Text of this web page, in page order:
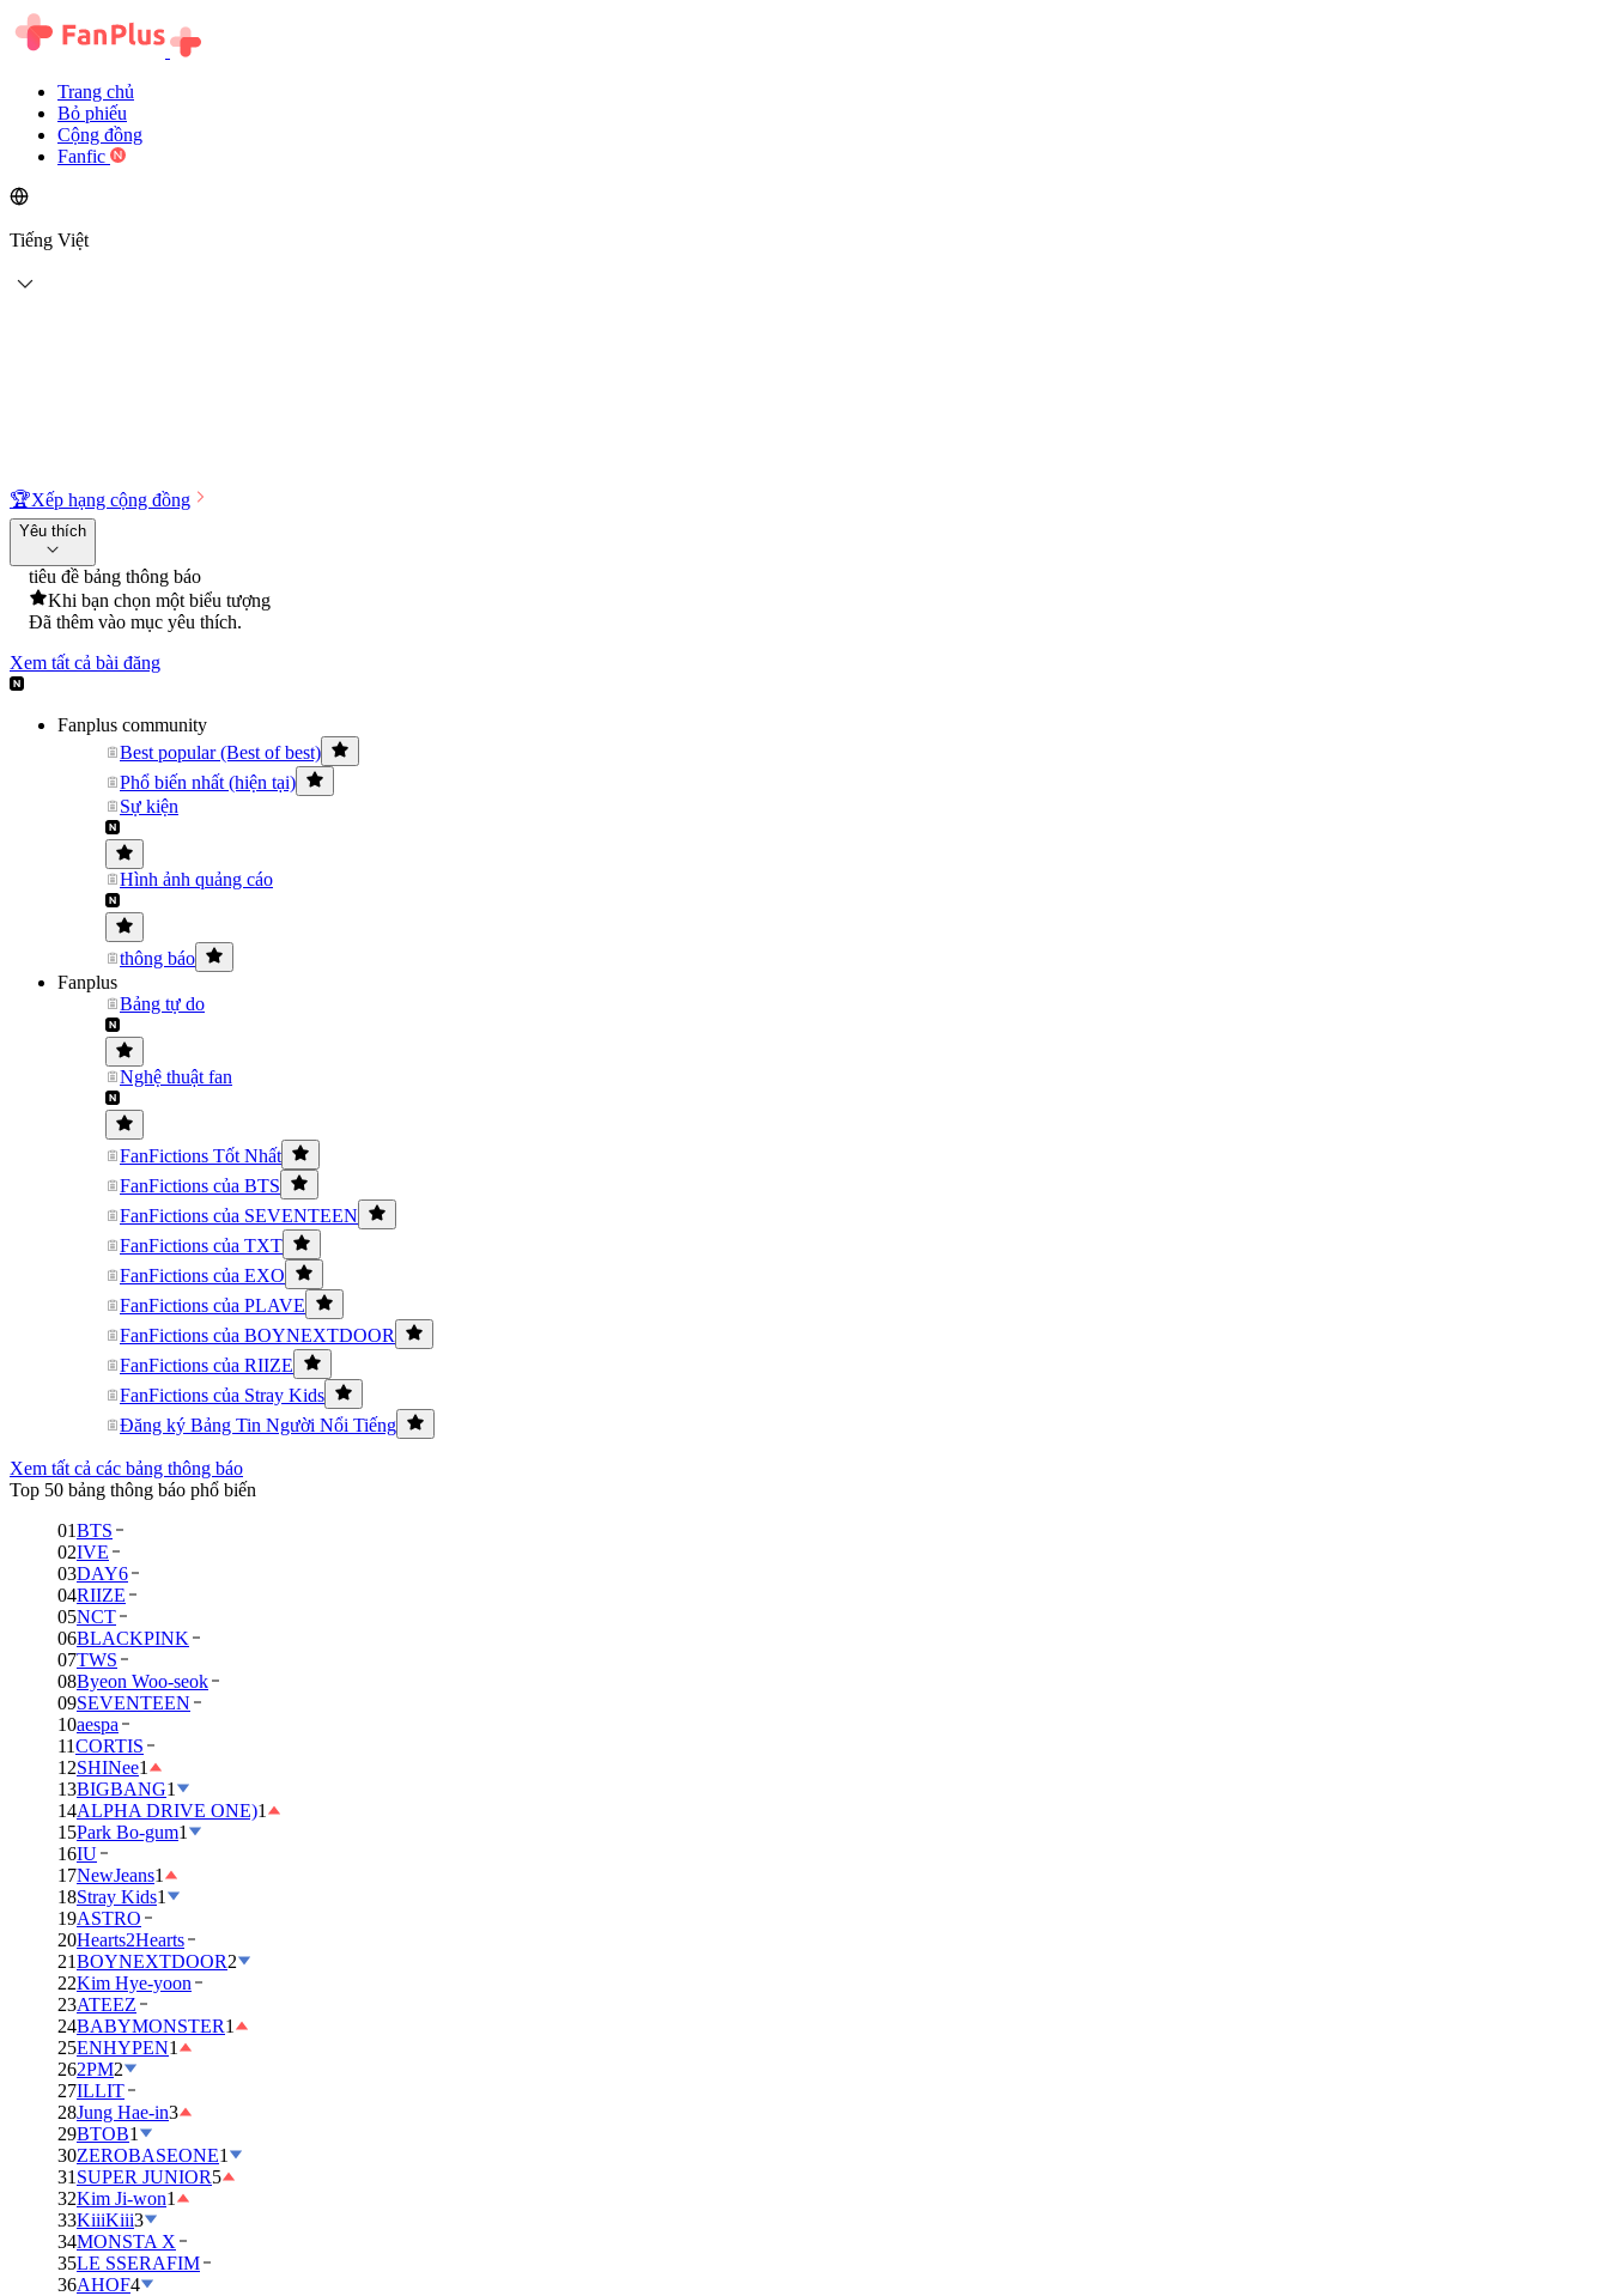
Trang chủ
Bỏ phiếu
Cộng đồng
Fanfic
Tiếng Việt
🏆Xếp hạng cộng đồng
Yêu thích
tiêu đề bảng thông báo
Khi bạn chọn một biểu tượng
Đã thêm vào mục yêu thích.
Xem tất cả bài đăng
Fanplus community
Best popular (Best of best)
Phổ biến nhất (hiện tại)
Sự kiện
Hình ảnh quảng cáo
thông báo
Fanplus
Bảng tự do
Nghệ thuật fan
FanFictions Tốt Nhất
FanFictions của BTS
FanFictions của SEVENTEEN
FanFictions của TXT
FanFictions của EXO
FanFictions của PLAVE
FanFictions của BOYNEXTDOOR
FanFictions của RIIZE
FanFictions của Stray Kids
Đăng ký Bảng Tin Người Nổi Tiếng
Xem tất cả các bảng thông báo
Top 50 bảng thông báo phổ biến
01BTS
02IVE
03DAY6
04RIIZE
05NCT
06BLACKPINK
07TWS
08Byeon Woo-seok
09SEVENTEEN
10aespa
11CORTIS
12SHINee1
13BIGBANG1
14ALPHA DRIVE ONE)1
15Park Bo-gum1
16IU
17NewJeans1
18Stray Kids1
19ASTRO
20Hearts2Hearts
21BOYNEXTDOOR2
22Kim Hye-yoon
23ATEEZ
24BABYMONSTER1
25ENHYPEN1
262PM2
27ILLIT
28Jung Hae-in3
29BTOB1
30ZEROBASEONE1
31 SUPER JUNIOR5
32Kim Ji-won1
33KiiiKiii3
34MONSTA X
35LE SSERAFIM
36AHOF4
BTS